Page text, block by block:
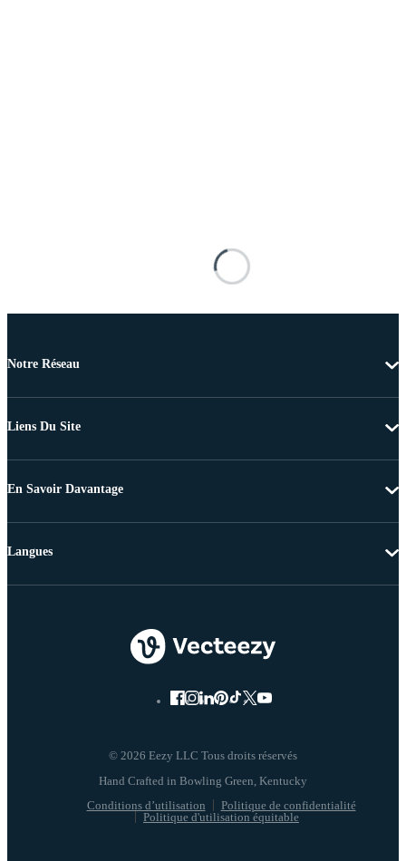
Notre Réseau
Liens Du Site
En Savoir Davantage
© 2026 Eezy LLC Tous droits réservés
Conditions d’utilisation
Politique de confidentialité
Politique d'utilisation équitable
Langues